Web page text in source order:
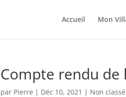
Accueil Mon
Compte rendu de
par Pierre | Déc 10, 2021 | Non classé